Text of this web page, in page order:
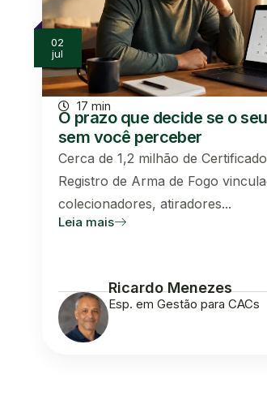
02
jul
17 min
O prazo que decide se o
sem você perceber
Cerca de 1,2 milhão de
Registro de Arma de Fogo
colecionadores, atiradores...
Leia mais
Ricardo Menezes
Esp. em Gestão para CACs